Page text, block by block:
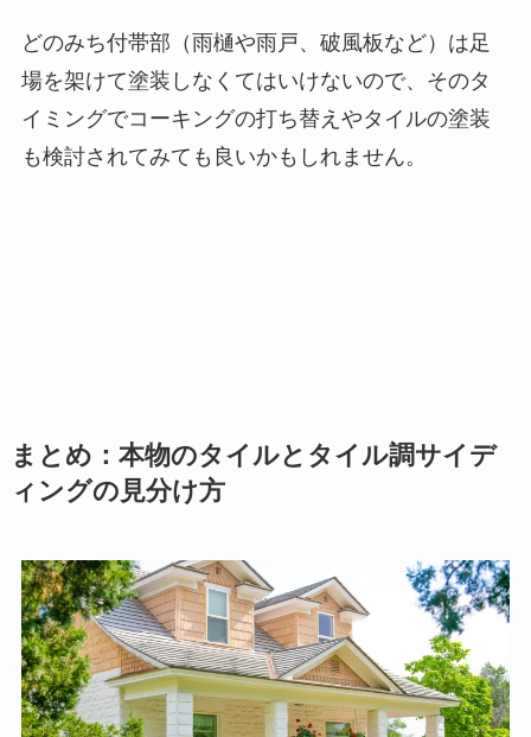
どのみち付帯部（雨樋や雨戸、破風板など）は足
場を架けて塗装しなくてはいけないので、そのタ
イミングでコーキングの打ち替えやタイルの塗装
も検討されてみても良いかもしれません。
まとめ：本物のタイルとタイル調サイデ
ィングの見分け方